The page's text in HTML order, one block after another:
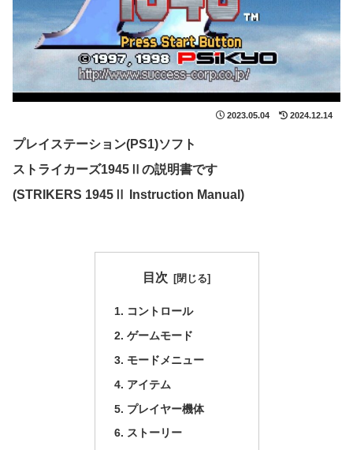
2023.05.04 2024.12.14
プレイステーション(PS1)ソフト
ストライカーズ1945Ⅱの説明書です
(STRIKERS 1945Ⅱ Instruction Manual)
目次
コントロール
ゲームモード
モードメニュー
アイテム
プレイヤー機体
ストーリー